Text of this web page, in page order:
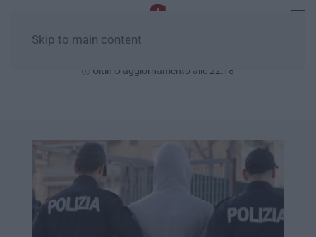
Skip to main content
Ultimo aggiornamento alle 22:18